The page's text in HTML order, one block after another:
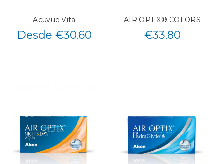
Acuvue Vita
Desde €30.60
AIR OPTIX® COLORS
€33.80